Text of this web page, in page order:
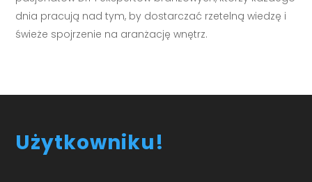
dnia pracują nad tym, by dostarczać rzetelną wiedzę i
świeże spojrzenie na aranżację wnętrz.
Użytkowniku!